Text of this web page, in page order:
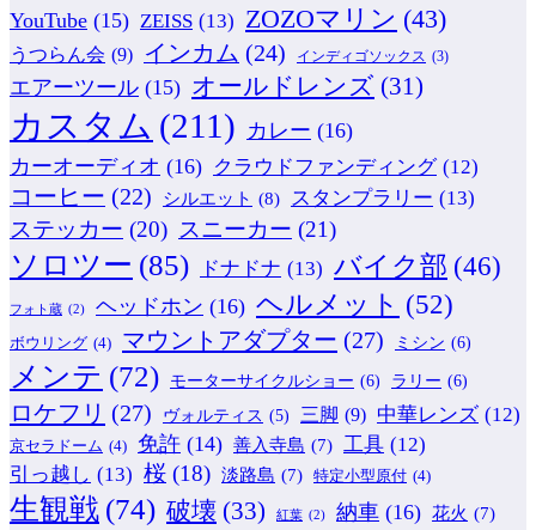
YouTube (15) ZEISS (13) ZOZOマリン (43)
うつらん会 (9) インカム (24) インディゴソックス (3)
エアーツール (15) オールドレンズ (31)
カスタム (211) カレー (16)
カーオーディオ (16) クラウドファンディング (12)
コーヒー (22) シルエット (8) スタンプラリー (13)
ステッカー (20) スニーカー (21)
ソロツー (85) ドナドナ (13) バイク部 (46)
フォト蔵 (2) ヘッドホン (16) ヘルメット (52)
ボウリング (4) マウントアダプター (27) ミシン (6)
メンテ (72) モーターサイクルショー (6) ラリー (6)
ロケフリ (27) ヴォルティス (5) 三脚 (9) 中華レンズ (12)
京セラドーム (4) 免許 (14) 善入寺島 (7) 工具 (12)
引っ越し (13) 桜 (18) 淡路島 (7) 特定小型原付 (4)
生観戦 (74) 破壊 (33) 紅葉 (2) 納車 (16) 花火 (7)